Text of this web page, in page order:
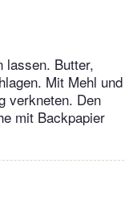
lassen. Butter,
Mit Mehl und
verkneten. Den
mit Backpapier